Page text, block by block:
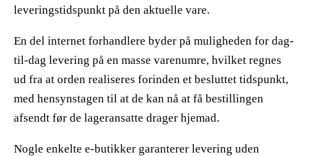
leveringstidspunkt på den aktuelle vare.
En del internet forhandlere byder på muligheden for dag-
til-dag levering på en masse varenumre, hvilket regnes
ud fra at orden realiseres forinden et besluttet tidspunkt,
med hensynstagen til at de kan nå at få bestillingen
afsendt før de lageransatte drager hjemad.
Nogle enkelte e-butikker garanterer levering uden